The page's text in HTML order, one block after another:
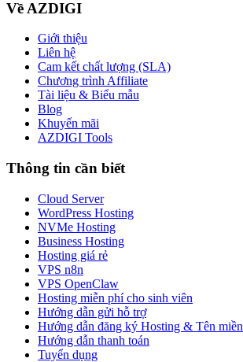
Về AZDIGI
Giới thiệu
Liên hệ
Cam kết chất lượng (SLA)
Chương trình Affiliate
Tài liệu & Biểu mẫu
Blog
Khuyến mãi
AZDIGI Tools
Thông tin cần biết
Cloud Server
WordPress Hosting
NVMe Hosting
Business Hosting
Hosting giá rẻ
VPS n8n
VPS OpenClaw
Hosting miễn phí cho sinh viên
Hướng dẫn gửi hỗ trợ
Hướng dẫn đăng ký Hosting & Tên miền
Hướng dẫn thanh toán
Tuyển dụng